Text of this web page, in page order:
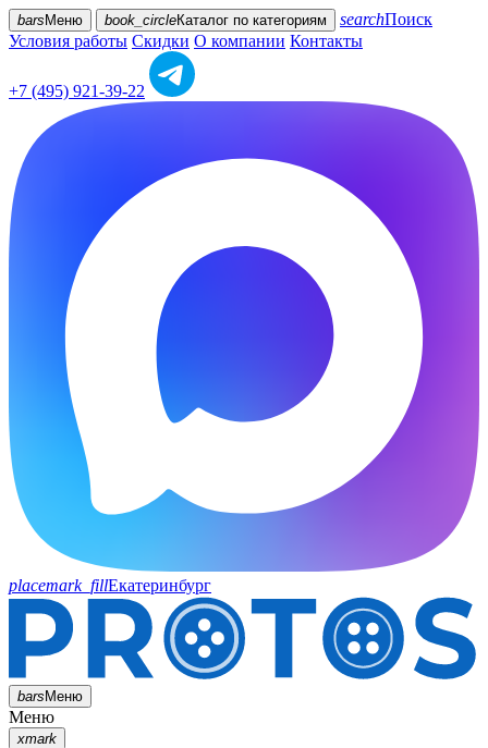
bars Меню book_circleКаталог по категориям searchПоиск
Условия работы Скидки О компании Контакты
+7 (495) 921-39-22
placemark_fillЕкатеринбург
barsМеню
Меню
xmark